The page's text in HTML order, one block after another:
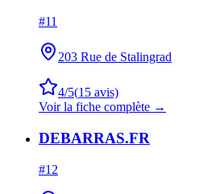
#11
203 Rue de Stalingrad
4/5(15 avis)
Voir la fiche complète →
DEBARRAS.FR
#12